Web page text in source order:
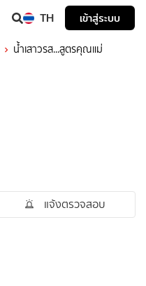
TH เข้าสู่ระบบ
น้ำเสาวรส...สูตรคุณแม่
แจ้งตรวจสอบ